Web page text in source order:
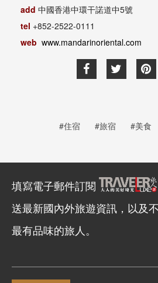
add 中國香港中環干諾道中5號
tel +852-2522-0111
web www.mandarinoriental.com
#住宿 #旅宿 #美食
填寫電子郵件訂閱
送最新國內外旅遊資訊，以及
最有品味的旅人。